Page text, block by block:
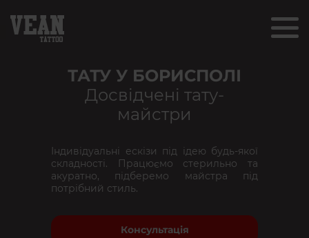
ТАТУ У БОРИСПОЛІ
Досвідчені тату-
майстри
Індивідуальні ескізи під ідею будь-якої
складності. Працюємо стерильно та
акуратно, підберемо майстра під
потрібний стиль.
Консультація